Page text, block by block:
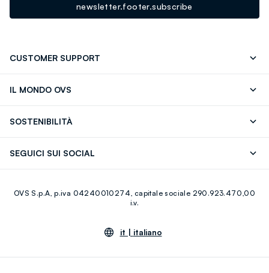
newsletter.footer.subscribe
CUSTOMER SUPPORT
IL MONDO OVS
Giftcard
SOSTENIBILITÀ
SEGUICI SUI SOCIAL
Youtube Linkedin
OVS S.p.A, p.iva 04240010274, capitale sociale 290.923.470,00
i.v.
it | italiano